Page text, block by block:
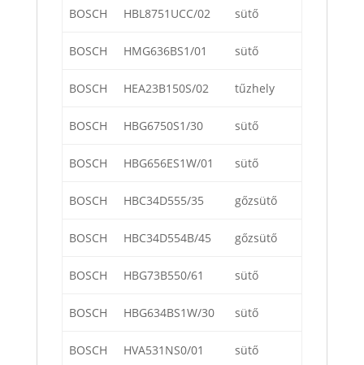
BOSCH HBL8751UCC/02 sütő
BOSCH HMG636BS1/01 sütő
BOSCH HEA23B150S/02 tűzhely
BOSCH HBG6750S1/30 sütő
BOSCH HBG656ES1W/01 sütő
BOSCH HBC34D555/35 gőzsütő
BOSCH HBC34D554B/45 gőzsütő
BOSCH HBG73B550/61 sütő
BOSCH HBG634BS1W/30 sütő
BOSCH HVA531NS0/01 sütő